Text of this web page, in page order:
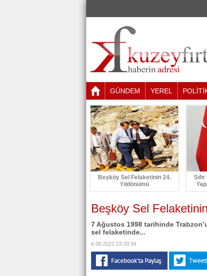
GÜNDEM YEREL
Beşköy Sel Felaketinin 24.
Yıldönümü
Beşköy Sel
7 Ağustos 1998 tarihinde
sel felaketinde...
6.08.2022 23:20:34